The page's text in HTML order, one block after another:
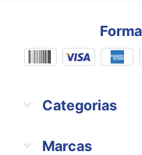
Categorias
Marcas